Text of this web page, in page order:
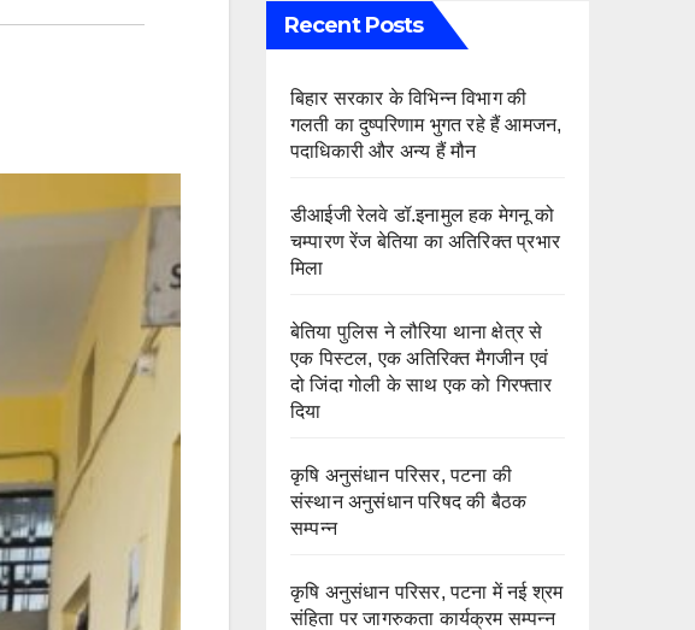
Recent Posts
बिहार सरकार के विभिन्न विभाग की
गलती का दुष्परिणाम भुगत रहे हैं आमजन,
पदाधिकारी और अन्य हैं मौन
डीआईजी रेलवे डॉ.इनामुल हक मेगनू को
चम्पारण रेंज बेतिया का अतिरिक्त प्रभार
मिला
बेतिया पुलिस ने लौरिया थाना क्षेत्र से
एक पिस्टल, एक अतिरिक्त मैगजीन एवं
दो जिंदा गोली के साथ एक को गिरफ्तार
दिया
कृषि अनुसंधान परिसर, पटना की
संस्थान अनुसंधान परिषद की बैठक
सम्पन्न
कृषि अनुसंधान परिसर, पटना में नई श्रम
संहिता पर जागरुकता कार्यक्रम सम्पन्न